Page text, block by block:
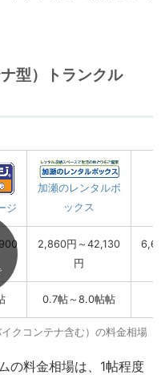
型）トランクル
ジ
加瀬のレンタルボ
ックス
2,860円～42,130
円
0.7帖～8.0帖帖
クコンテナ含む）の料金相場
の料金相場は、1帖程度